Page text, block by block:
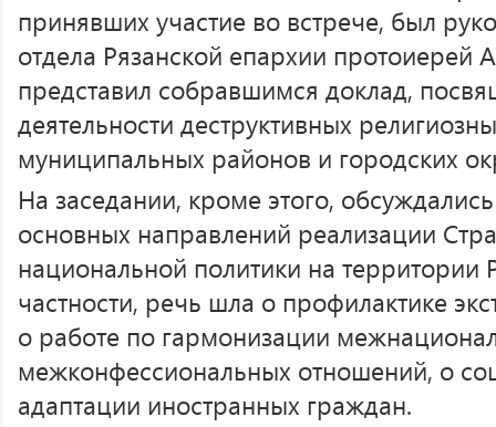
принявших участие во встрече, был
отдела Рязанской епархии протоиерей
представил собравшимся доклад,
деятельности деструктивных
муниципальных районов и городских
На заседании, кроме этого,
основных направлений реализации
национальной политики на территории
частности, речь шла о профилактике
о работе по гармонизации
межконфессиональных отношений, о
адаптации иностранных граждан.